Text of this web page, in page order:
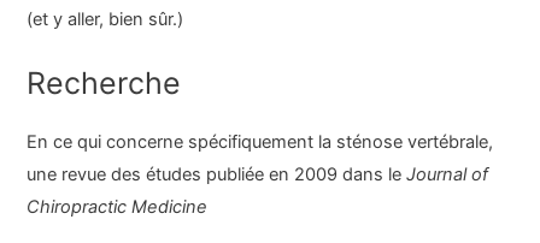
(et y aller, bien sûr.)
Recherche
En ce qui concerne spécifiquement la sténose vertébrale,
une revue des études publiée en 2009 dans leJournal of
Chiropractic Medicine